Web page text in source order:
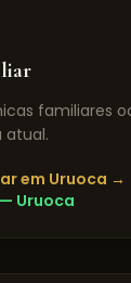
familiares
atual.
em Uruoca →
Uruoca